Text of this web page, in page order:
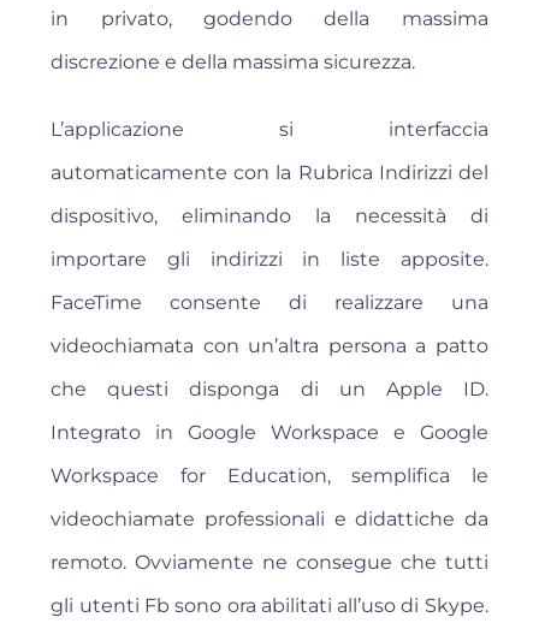
in privato, godendo della massima
discrezione e della massima sicurezza.
L’applicazione si interfaccia
automaticamente con la Rubrica Indirizzi del
dispositivo, eliminando la necessità di
importare gli indirizzi in liste apposite.
FaceTime consente di realizzare una
videochiamata con un’altra persona a patto
che questi disponga di un Apple ID.
Integrato in Google Workspace e Google
Workspace for Education, semplifica le
videochiamate professionali e didattiche da
remoto. Ovviamente ne consegue che tutti
gli utenti Fb sono ora abilitati all’uso di Skype.